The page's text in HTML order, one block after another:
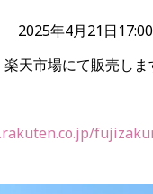
2025年4月21日
楽天市場にて販売しま